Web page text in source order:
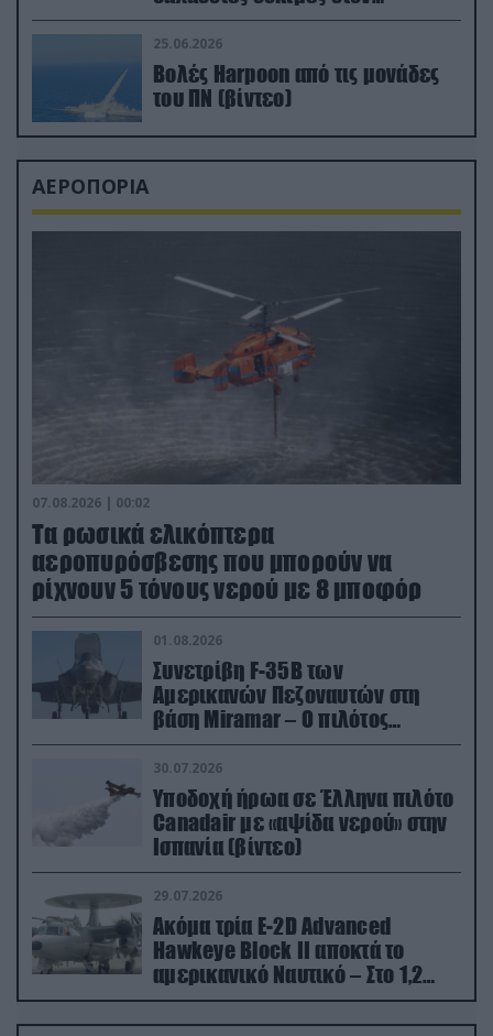
απαιτητικό Βισκαϊκό
25.06.2026
Βολές Harpoon από τις μονάδες
του ΠΝ (βίντεο)
ΑΕΡΟΠΟΡΙΑ
07.08.2026 | 00:02
Τα ρωσικά ελικόπτερα
αεροπυρόσβεσης που μπορούν να
ρίχνουν 5 τόνους νερού με 8 μποφόρ
01.08.2026
Συνετρίβη F-35B των
Αμερικανών Πεζοναυτών στη
βάση Miramar – Ο πιλότος
εκτινάχθηκε εγκαίρως
30.07.2026
Υποδοχή ήρωα σε Έλληνα πιλότο
Canadair με «αψίδα νερού» στην
Ισπανία (βίντεο)
29.07.2026
Ακόμα τρία E-2D Advanced
Hawkeye Block II αποκτά το
αμερικανικό Ναυτικό – Στο 1,2
δισ.δολάρια το κόστος